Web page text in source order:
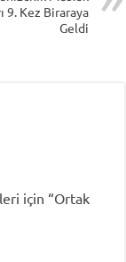
9. Kez Biraraya
Geldi
için “Ortak